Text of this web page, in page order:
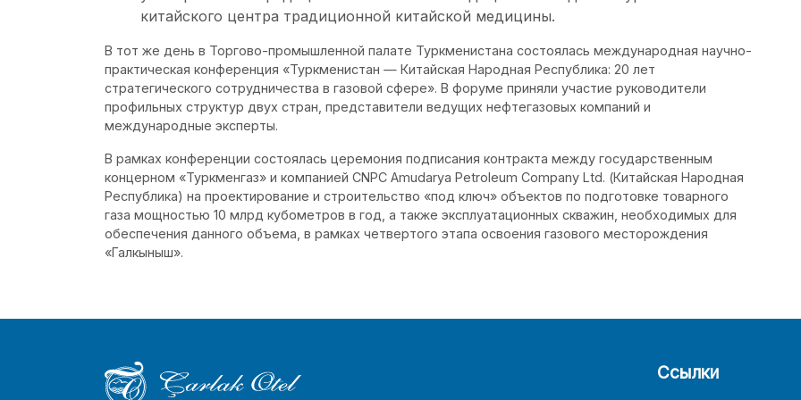
китайского центра традиционной китайской медицины.
В тот же день в Торгово-промышленной палате Туркменистана состоялась международная научно-
практическая конференция «Туркменистан — Китайская Народная Республика: 20 лет
стратегического сотрудничества в газовой сфере». В форуме приняли участие руководители
профильных структур двух стран, представители ведущих нефтегазовых компаний и
международные эксперты.
В рамках конференции состоялась церемония подписания контракта между государственным
концерном «Туркменгаз» и компанией CNPC Amudarya Petroleum Company Ltd. (Китайская Народная
Республика) на проектирование и строительство «под ключ» объектов по подготовке товарного
газа мощностью 10 млрд кубометров в год, а также эксплуатационных скважин, необходимых для
обеспечения данного объема, в рамках четвертого этапа освоения газового месторождения
«Галкыныш».
Ссылки